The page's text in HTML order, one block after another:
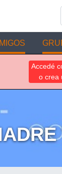
Accedé
o crea